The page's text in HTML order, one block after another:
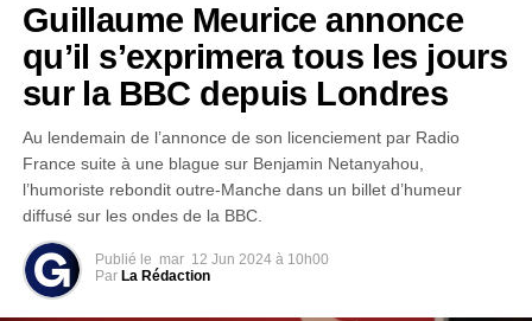
Guillaume Meurice annonce
qu’il s’exprimera tous les jours
sur la BBC depuis Londres
Au lendemain de l’annonce de son licenciement par Radio
France suite à une blague sur Benjamin Netanyahou,
l’humoriste rebondit outre-Manche dans un billet d’humeur
diffusé sur les ondes de la BBC.
Publié le mar 12 Jun 2024 à 10h00
Par La Rédaction